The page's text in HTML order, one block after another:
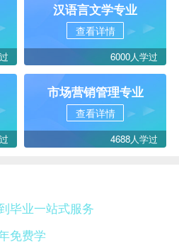
汉语言文学专业
查看详情
6000人学过
市场营销管理专业
查看详情
4688人学过
毕业一站式服务
免费学